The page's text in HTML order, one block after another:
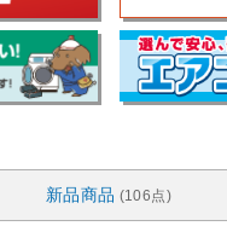
新品商品 (106点)